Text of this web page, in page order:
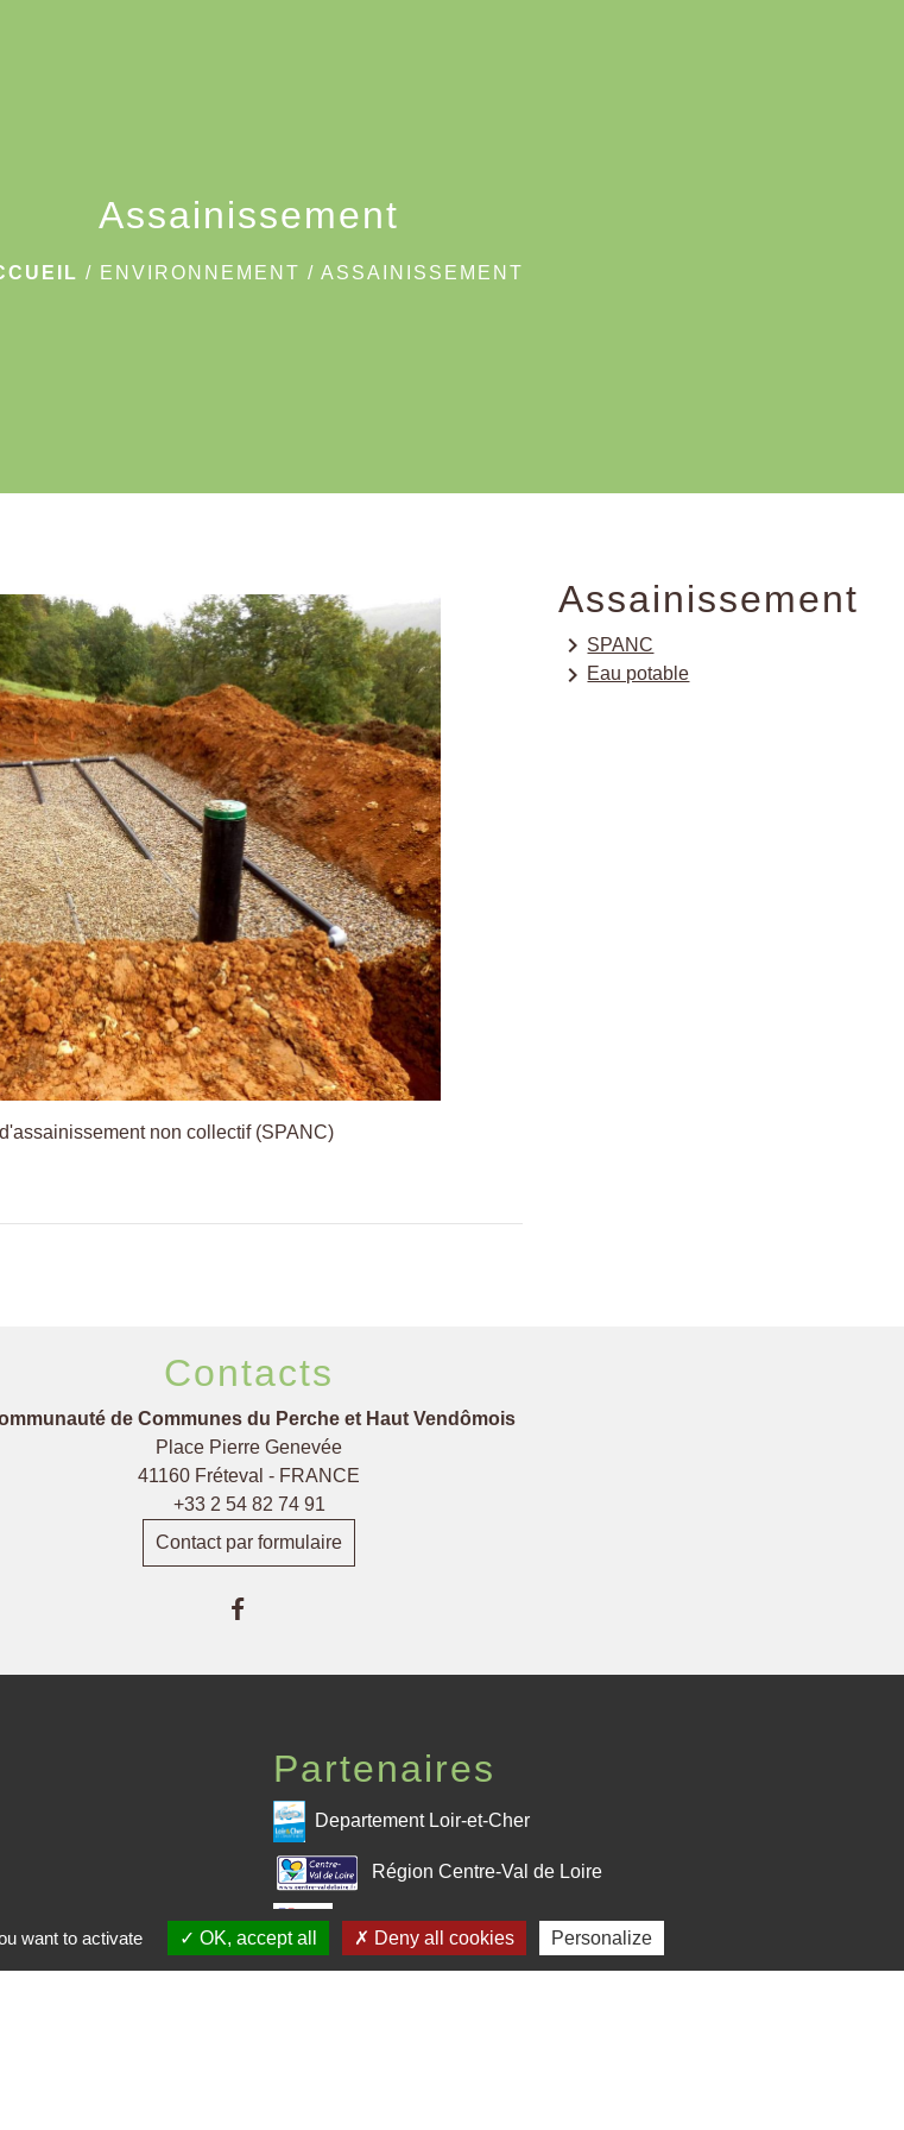
Assainissement
/ ENVIRONNEMENT / ASSAINISSEMENT
non collectif (SPANC)
Assainissement
keyboard_arrow_rightSPANC
keyboard_arrow_rightEau potable
Contacts
de Communes du Perche et Haut Vendômois
Place Pierre Genevée
41160 Fréteval - FRANCE
+33 2 54 82 74 91
Contact par formulaire
Partenaires
Departement Loir-et-Cher
Région Centre-Val de Loire
Préfecture de Loir-et-Cher
want to activate OK, accept all Deny all cookies Personalize